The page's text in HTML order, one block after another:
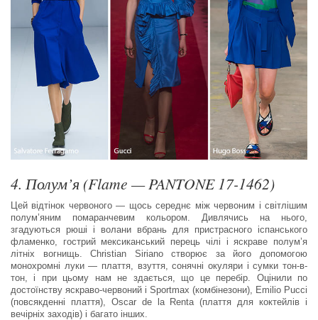
4. Полум’я (Flame — PANTONE 17-1462)
Цей відтінок червоного — щось середнє між червоним і світлішим
полум’яним помаранчевим кольором. Дивлячись на нього,
згадуються рюші і волани вбрань для пристрасного іспанського
фламенко, гострий мексиканський перець чілі і яскраве полум’я
літніх вогнищь. Christian Siriano створює за його допомогою
монохромні луки — плаття, взуття, сонячні окуляри і сумки тон-в-
тон, і при цьому нам не здається, що це перебір. Оцінили по
достоїнству яскраво-червоний і Sportmax (комбінезони), Emilio Pucci
(повсякденні плаття), Oscar de la Renta (плаття для коктейлів і
вечірніх заходів) і багато інших.